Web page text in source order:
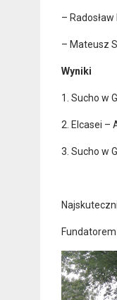
–
– Mateusz
Wyniki
1. Sucho w
2. Elcasei –
3. Sucho w